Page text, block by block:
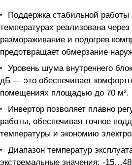
Поддержка стабильной работы
температурах реализована
размораживание и подогрев
предотвращает обмерзание
Уровень шума внутреннего
дБ — это обеспечивает
помещениях площадью до 70 м².
Инвертор позволяет плавно
работы, обеспечивая точное
температуры и экономию
Диапазон температур
экстремальные значения: -